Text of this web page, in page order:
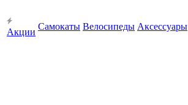
Акции
Самокаты Велосипеды Аксессуары